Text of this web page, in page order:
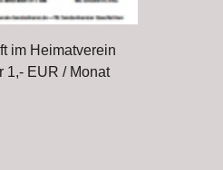
im Heimatverein
1,- EUR / Monat